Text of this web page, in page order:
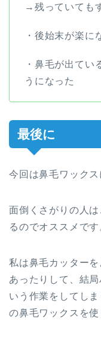
→残っていても
・後始末が楽に
・鼻毛が出てい
うになった
最後に
今回は鼻毛ワックス
面倒くさがりの人
るのでオススメです
私は鼻毛カッター
あったりして、結
いう作業をしてし
の鼻毛ワックスを使